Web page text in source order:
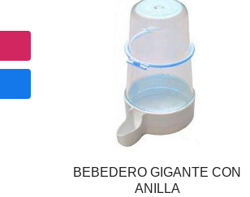
BEBEDERO GIGANTE CON
ANILLA